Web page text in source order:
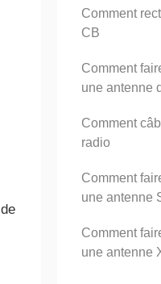
Comment
CB
Comment
une antenne
Comment
radio
Comment
une antenne
Comment
une antenne